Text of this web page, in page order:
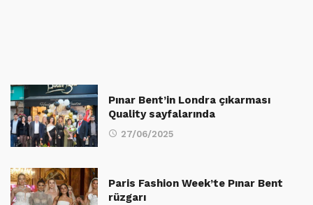
Pınar Bent’in Londra çıkarması
Quality sayfalarında
27/06/2025
Paris Fashion Week’te Pınar Bent
rüzgarı